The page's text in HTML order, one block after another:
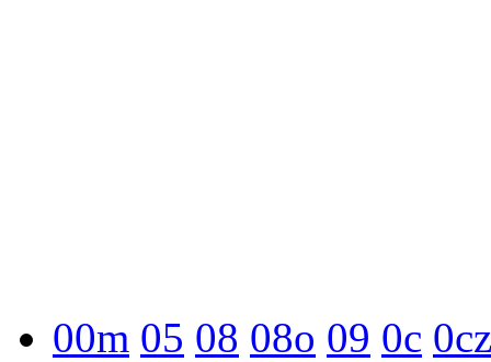
00m 05 08 08o 09 0c 0cz